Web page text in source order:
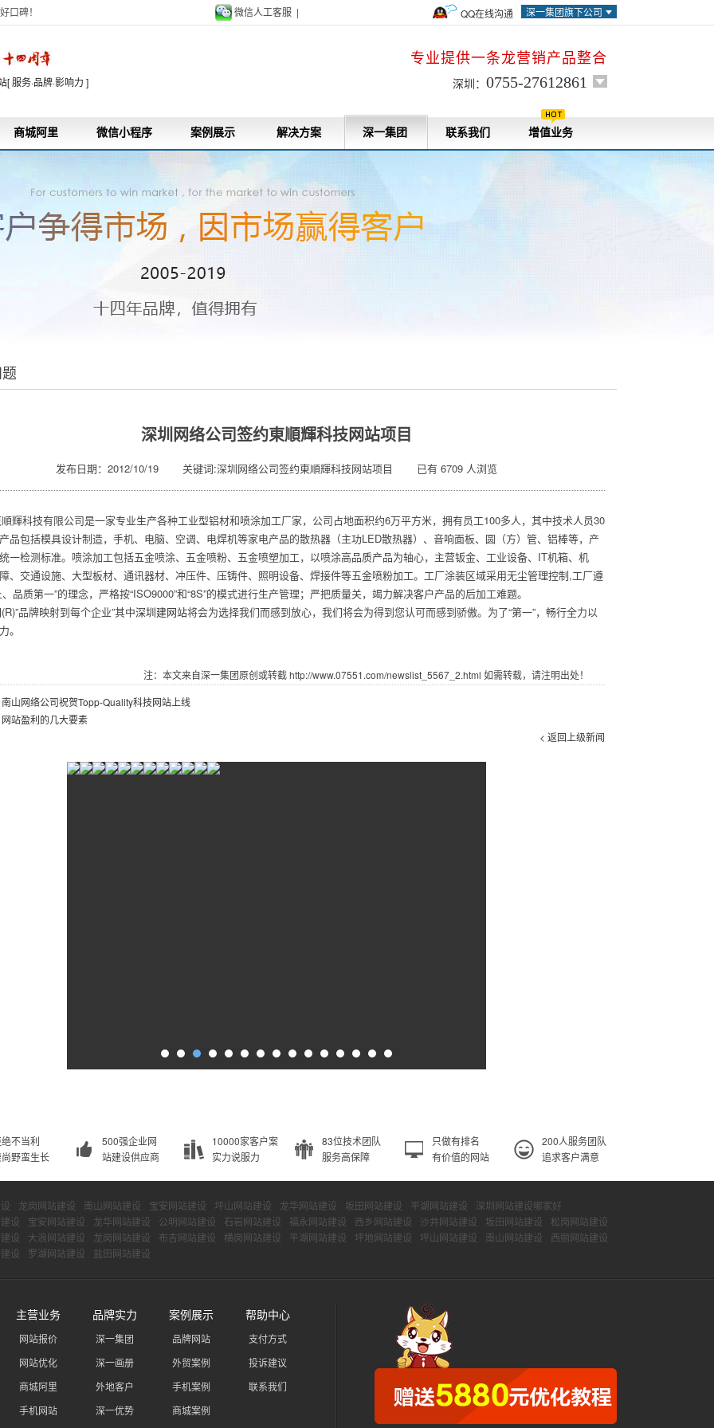
口碑！ 深一集团旗下公司
微信人工客服 | QQ在线沟通
[ 服务·品牌·影响力 ]
专业提供一条龙营销产品整合
深圳： 0755-27612861
商城阿里 微信小程序 案例展示 解决方案 深一集团 联系我们 增值业务
深圳网络公司签约東順輝科技网站项目
发布日期：2012/10/19 关键词:深圳网络公司签约東順輝科技网站项目 已有 6709 人浏览
科技有限公司是一家专业生产各种工业型铝材和喷涂加工厂家，公司占地面积约6万平方米，拥有员工100多人，其中技术人员30
品包括模具设计制造，手机、电脑、空调、电焊机等家电产品的散热器（主功LED散热器）、音响面板、圆（方）管、铝棒等，产
一检测标准。喷涂加工包括五金喷涂、五金喷粉、五金喷塑加工，以喷涂高品质产品为轴心，主营钣金、工业设备、IT机箱、机
、交通设施、大型板材、通讯器材、冲压件、压铸件、照明设备、焊接件等五金喷粉加工。工厂涂装区域采用无尘管理控制,工厂遵
品质第一”的理念，严格按“ISO9000”和“8S”的模式进行生产管理；严把质量关，竭力解决客户产品的后加工难题。
(R)”品牌映射到每个企业”其中深圳建网站将会为选择我们而感到放心，我们将会为得到您认可而感到骄傲。为了“第一”，畅行全力以
。
注：本文来自深一集团原创或转截 http://www.07551.com/newslist_5567_2.html 如需转载，请注明出处！
南山网络公司祝贺Topp-Quality科技网站上线
网站盈利的几大要素
< 返回上级新闻
不当利
野蛮生长
500强企业网
站建设供应商
10000家客户案
实力说服力
83位技术团队
服务高保障
只做有排名
有价值的网站
200人服务团队
追求客户满意
龙岗网站建设 南山网站建设 宝安网站建设 坪山网站建设 龙华网站建设 坂田网站建设 平湖网站建设
深圳网站建设哪家好
设
宝安网站建设 龙华网站建设 公明网站建设 石岩网站建设 福永网站建设 西乡网站建设 沙井网站建设 坂田网站建设
松岗网站建设
设
大浪网站建设 龙岗网站建设 布吉网站建设 横岗网站建设 平湖网站建设 坪地网站建设 坪山网站建设 南山网站建设
西丽网站建设
设
罗湖网站建设 盐田网站建设
主营业务
网站报价
网站优化
商城阿里
手机网站
品牌实力
深一集团
深一画册
外地客户
深一优势
案例展示
品牌网站
外贸案例
手机案例
商城案例
帮助中心
支付方式
投诉建议
联系我们